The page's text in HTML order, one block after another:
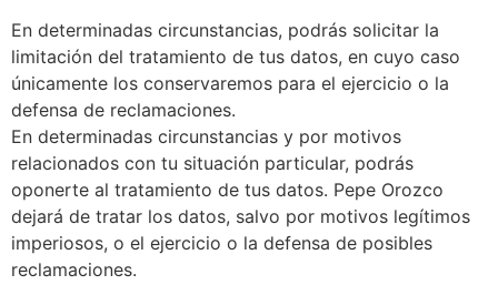
En determinadas circunstancias, podrás solicitar la
limitación del tratamiento de tus datos, en cuyo caso
únicamente los conservaremos para el ejercicio o la
defensa de reclamaciones.
En determinadas circunstancias y por motivos
relacionados con tu situación particular, podrás
oponerte al tratamiento de tus datos. Pepe Orozco
dejará de tratar los datos, salvo por motivos legítimos
imperiosos, o el ejercicio o la defensa de posibles
reclamaciones.